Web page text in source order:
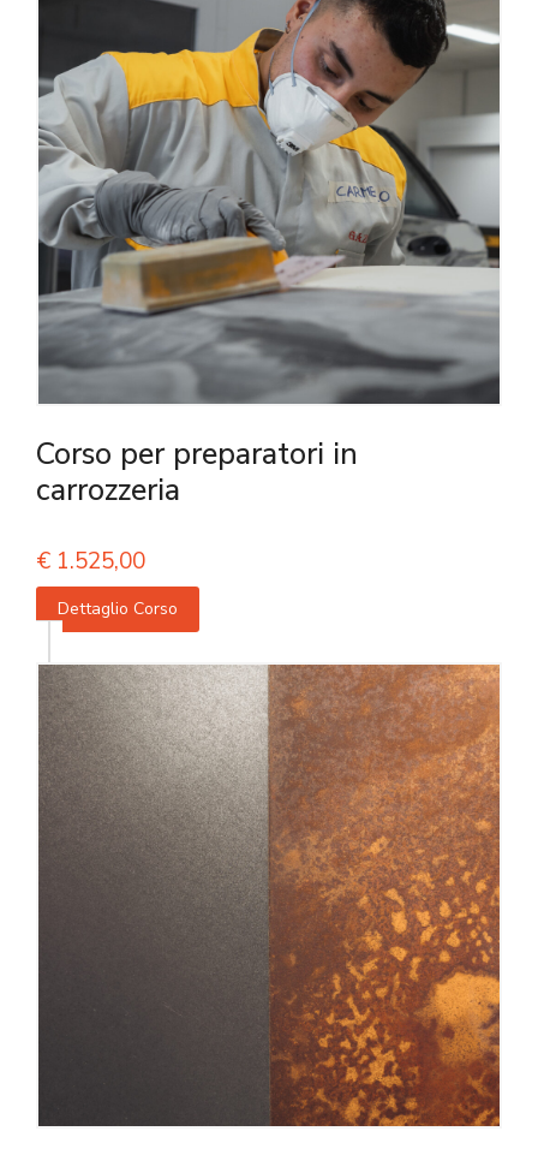
Corso per preparatori in
carrozzeria
€ 1.525,00
Dettaglio Corso